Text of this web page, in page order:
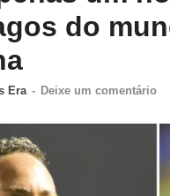
do
Era - Deixe um comentário